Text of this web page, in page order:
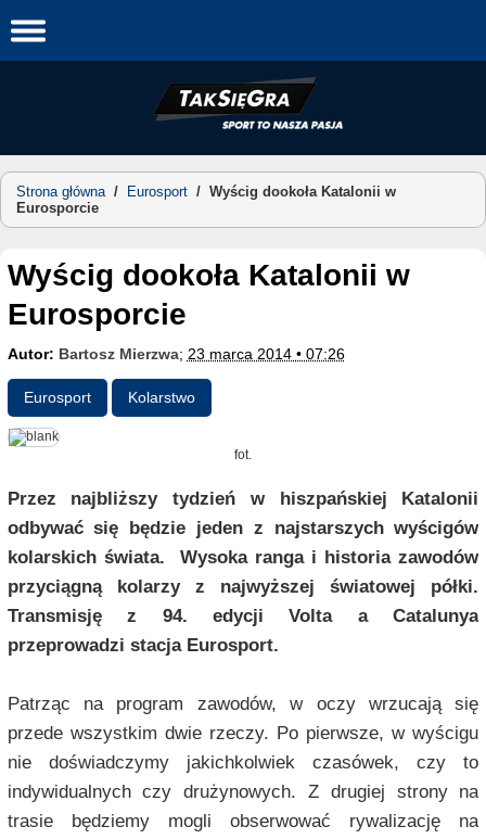
to
Strona główna/ Eurosport / Wyścig dookoła Katalonii w
Eurosporcie
Wyścig dookoła Katalonii w
Eurosporcie
Autor: Bartosz Mierzwa; 23 marca 2014 • 07:26
Eurosport Kolarstwo
fot.
Przez najbliższy tydzień w hiszpańskiej Katalonii
odbywać się będzie jeden z najstarszych wyścigów
kolarskich świata. Wysoka ranga i historia zawodów
przyciągną kolarzy z najwyższej światowej półki.
Transmisję z 94. edycji Volta a Catalunya
przeprowadzi stacja Eurosport.
Patrząc na program zawodów, w oczy wrzucają się
przede wszystkim dwie rzeczy. Po pierwsze, w wyścigu
nie doświadczymy jakichkolwiek czasówek, czy to
indywidualnych czy drużynowych. Z drugiej strony na
trasie będziemy mogli obserwować rywalizację na